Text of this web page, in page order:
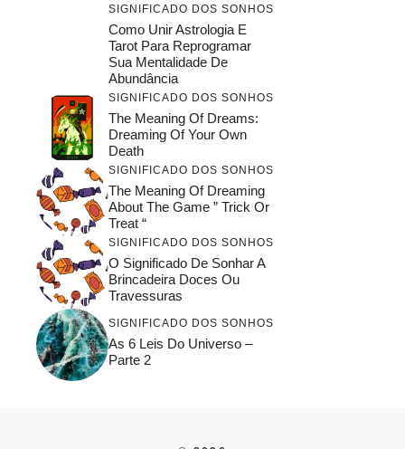
SIGNIFICADO DOS SONHOS
Como Unir Astrologia E
Tarot Para Reprogramar
Sua Mentalidade De
Abundância
SIGNIFICADO DOS SONHOS
The Meaning Of Dreams:
Dreaming Of Your Own
Death
SIGNIFICADO DOS SONHOS
The Meaning Of Dreaming
About The Game ” Trick Or
Treat “
SIGNIFICADO DOS SONHOS
O Significado De Sonhar A
Brincadeira Doces Ou
Travessuras
SIGNIFICADO DOS SONHOS
As 6 Leis Do Universo –
Parte 2